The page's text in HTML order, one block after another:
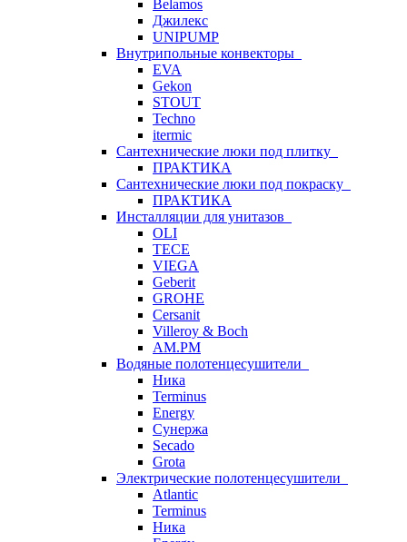
Belamos
Джилекс
UNIPUMP
Внутрипольные конвекторы
EVA
Gekon
STOUT
Techno
itermic
Сантехнические люки под плитку
ПРАКТИКА
Сантехнические люки под покраску
ПРАКТИКА
Инсталляции для унитазов
OLI
TECE
VIEGA
Geberit
GROHE
Cersanit
Villeroy & Boch
AM.PM
Водяные полотенцесушители
Ника
Terminus
Energy
Сунержа
Secado
Grota
Электрические полотенцесушители
Atlantic
Terminus
Ника